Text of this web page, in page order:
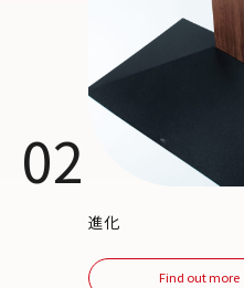
02
進化
Find out more